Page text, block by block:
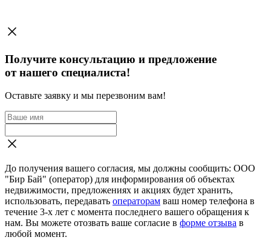
Получите консультацию и предложение
от нашего специалиста!
Оставьте заявку и мы перезвоним вам!
До получения вашего согласия, мы должны сообщить: ООО
"Бир Бай" (оператор) для информирования об объектах
недвижимости, предложениях и акциях будет хранить,
использовать, передавать операторам ваш номер телефона в
течение 3-х лет с момента последнего вашего обращения к
нам. Вы можете отозвать ваше согласие в форме отзыва в
любой момент.